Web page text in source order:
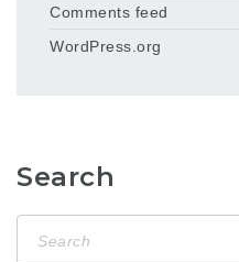
Comments feed
WordPress.org
Search